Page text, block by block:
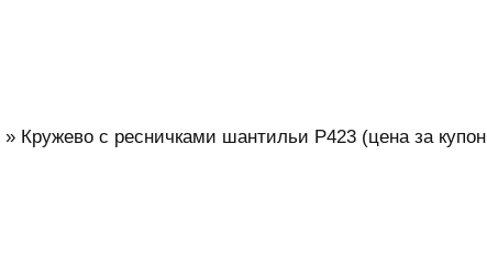
» Кружево с ресничками шантильи Р423 (цена за купон